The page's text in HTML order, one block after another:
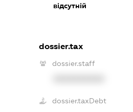
відсутній
dossier.tax
dossier.staff
dossier.taxDebt